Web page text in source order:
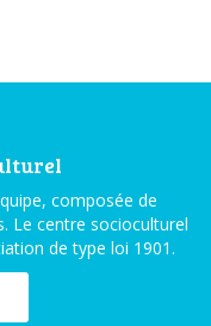
composée de
Le centre socioculturel
de type loi 1901.